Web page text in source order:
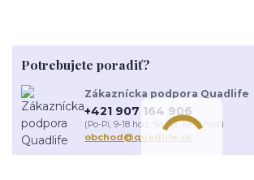
Potrebujete poradiť?
Zákaznícka podpora Quadlife
+421 907 164 906
(Po-Pi, 9-18 hod. So-Ne, 10-18 hod.)
obchod@quadlife.sk